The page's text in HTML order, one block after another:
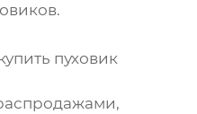
пуховик